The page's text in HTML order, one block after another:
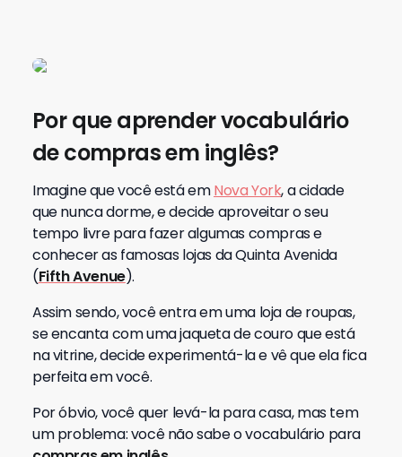
Por que aprender vocabulário
de compras em inglês?
Imagine que você está emNova York, a cidade
que nunca dorme, e decide aproveitar o seu
tempo livre para fazer algumas compras e
conhecer as famosas lojas da Quinta Avenida
(Fifth Avenue).
Assim sendo, você entra em uma loja de roupas,
se encanta com uma jaqueta de couro que está
na vitrine, decide experimentá-la e vê que ela fica
perfeita em você.
Por óbvio, você quer levá-la para casa, mas tem
um problema: você não sabe o vocabulário para